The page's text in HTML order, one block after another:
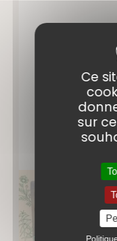
Nos
La
En
Ce
sur